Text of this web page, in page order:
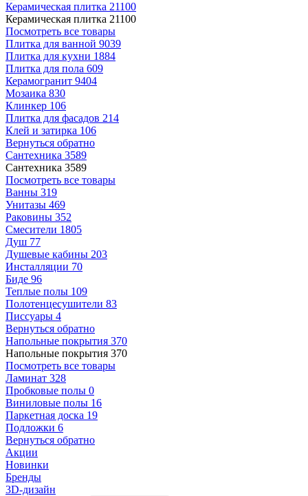
Керамическая плитка 21100
Керамическая плитка 21100
Посмотреть все товары
Плитка для ванной 9039
Плитка для кухни 1884
Плитка для пола 609
Керамогранит 9404
Мозаика 830
Клинкер 106
Плитка для фасадов 214
Клей и затирка 106
Вернуться обратно
Сантехника 3589
Сантехника 3589
Посмотреть все товары
Ванны 319
Унитазы 469
Раковины 352
Смесители 1805
Душ 77
Душевые кабины 203
Инсталляции 70
Биде 96
Теплые полы 109
Полотенцесушители 83
Писсуары 4
Вернуться обратно
Напольные покрытия 370
Напольные покрытия 370
Посмотреть все товары
Ламинат 328
Пробковые полы 0
Виниловые полы 16
Паркетная доска 19
Подложки 6
Вернуться обратно
Акции
Новинки
Бренды
3D-дизайн